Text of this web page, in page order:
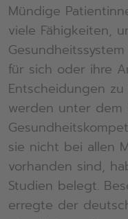
Mündige
viele Fähigkeiten,
für sich oder ihre
Entscheidungen
werden unter dem
sie nicht bei allen
vorhanden sind,
Studien belegt.
erregte der